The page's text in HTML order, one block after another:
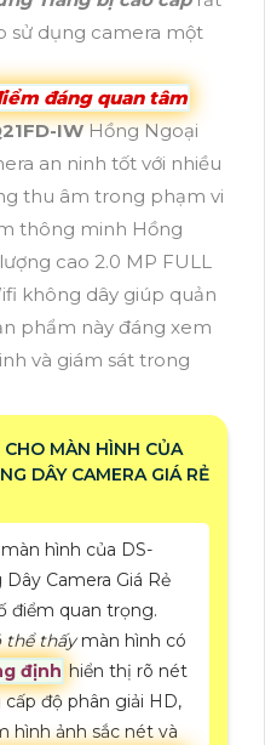
sử dụng camera một
đáng quan tâm
IWHồng Ngoại
an ninh tốt với nhiều
thu âm trong phạm vi
thông minh Hồng
cao 2.0 MP FULL
không dây giúp quản
phẩm này đáng xem
và giám sát trong
MÀN HÌNH CỦA
DÂY CAMERA GIÁ RẺ
hình của DS-
Camera Giá Rẻ
điểm quan trọng.
thể thấymàn hình có
định hiển thị rõ nét
độ phân giải HD,
hình ảnh sắc nét và